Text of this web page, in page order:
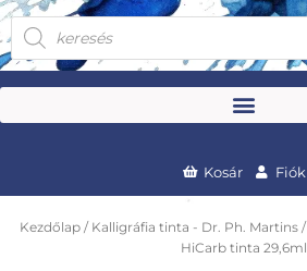
Products
search
Kosár Fiók
Kezdőlap / Kalligráfia tinta - Dr. Ph. Martins
HiCarb tinta 29,6ml